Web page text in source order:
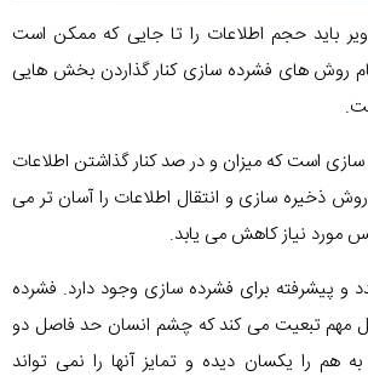
باید حجم اطلاعات را تا جایی که ممکن است
روش های فشرده سازی کنار گذاردن بخش هایی
است که میزان و در صد کنار گذاشتن اطلاعات
ذخیره سازی و انتقال اطلاعات را آسان تر می
مورد نیاز کاهش می یابد.
و پیشرفته برای فشرده سازی وجود دارد. فشرده
مهم تبعیت می کند که چشم انسان حد فاصل دو
هم را یکسان دیده و تمایز آنها را نمی تواند